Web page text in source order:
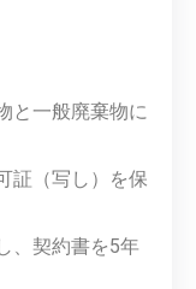
と一般廃棄物に
証（写し）を保
、契約書を5年